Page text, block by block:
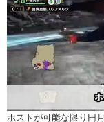
ホストが可能な限り円